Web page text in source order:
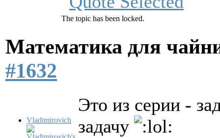
The topic has been locked.
Математика для
#1632
Vladimirovich
Это из серии -
задачу